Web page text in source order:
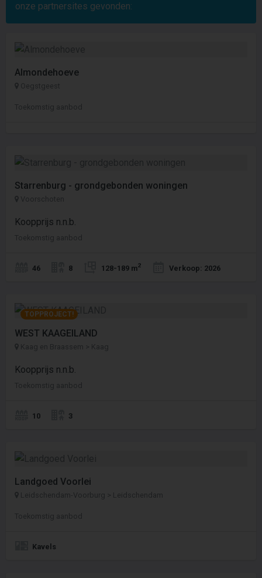
onze partnersites gevonden:
Almondehoeve
Oegstgeest
Toekomstig aanbod
Starrenburg - grondgebonden woningen
Voorschoten
Koopprijs n.n.b.
Toekomstig aanbod
46 8 128-189 m2 Verkoop: 2026
TOPPROJECT!
WEST KAAGEILAND
Kaag en Braassem > Kaag
Koopprijs n.n.b.
Toekomstig aanbod
10 3
Landgoed Voorlei
Leidschendam-Voorburg > Leidschendam
Toekomstig aanbod
Kavels